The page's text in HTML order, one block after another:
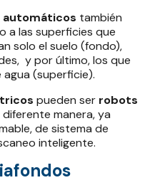
también
a las superficies que
solo el suelo (fondo),
y por último, los que
agua (superficie).
pueden ser robots
manera, ya
de sistema de
inteligente.